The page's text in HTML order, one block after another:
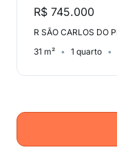
R$ 745.000
R SÃO CARLOS DO
31 m²
1 quarto